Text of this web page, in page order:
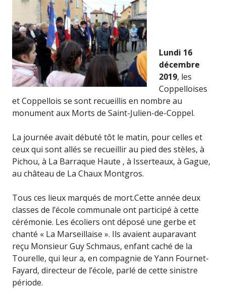
Lundi 16
décembre
2019, les
Coppelloises
et Coppellois se sont recueillis en nombre au
monument aux Morts de Saint-Julien-de-Coppel.
La journée avait débuté tôt le matin, pour celles et
ceux qui sont allés se recueillir au pied des stèles, à
Pichou, à La Barraque Haute , à Isserteaux, à Gague,
au château de La Chaux Montgros.
Tous ces lieux marqués de mort.Cette année deux
classes de l’école communale ont participé à cette
cérémonie. Les écoliers ont déposé une gerbe et
chanté « La Marseillaise ». Ils avaient auparavant
reçu Monsieur Guy Schmaus, enfant caché de la
Tourelle, qui leur a, en compagnie de Yann Fournet-
Fayard, directeur de l’école, parlé de cette sinistre
période.